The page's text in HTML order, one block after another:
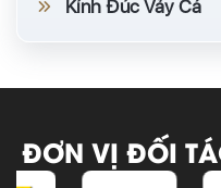
Kính Đúc Vảy Cá
ĐƠN VỊ ĐỐI